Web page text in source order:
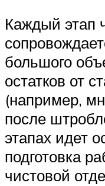
Каждый этап
большого
остатков от
(например,
после
этапах идет
подготовка
чистовой